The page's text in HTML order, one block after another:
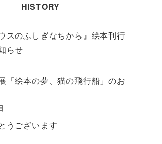
HISTORY
スのふしぎなちから』絵本刊行
らせ
「絵本の夢、猫の飛行船」のお
うございます